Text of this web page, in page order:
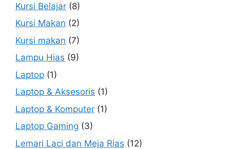
Kursi Belajar (8)
Kursi Makan (2)
Kursi makan (7)
Lampu Hias (9)
Laptop (1)
Laptop & Aksesoris (1)
Laptop & Komputer (1)
Laptop Gaming (3)
Lemari Laci dan Meja Rias (12)